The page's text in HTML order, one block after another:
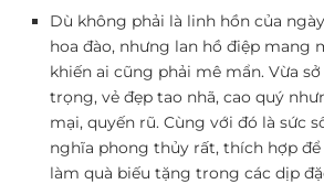
Dù không phải là linh hồn của
hoa đào, nhưng lan hồ điệp mang
khiến ai cũng phải mê mẩn. Vừa
trọng, vẻ đẹp tao nhã, cao quý
mại, quyến rũ. Cùng với đó là sức
nghĩa phong thủy rất, thích hợp
làm quà biếu tặng trong các dịp